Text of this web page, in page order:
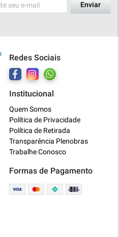
Enviar
Redes Sociais
Institucional
Quem Somos
Política de Privacidade
Política de Retirada
Transparência Plenobras
Trabalhe Conosco
Formas de Pagamento
você